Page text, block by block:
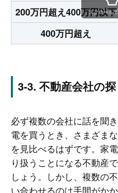
200万円超え400万円以下
400万円超え
スクロール
不動産会社の
必ず複数の会社に話を聞
電を買うとき、さまざま
を見比べるはずです。家
り扱うことになる不動産
しょう。しかし、複数の
い合わせるのは手間がか